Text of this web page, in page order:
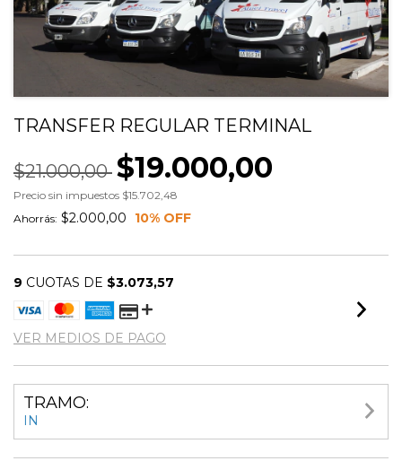
TRANSFER REGULAR TERMINAL
$21.000,00 $19.000,00
Precio sin impuestos $15.702,48
Ahorrás: $2.000,00 10% OFF
9 CUOTAS DE $3.073,57
VER MEDIOS DE PAGO
TRAMO:
IN